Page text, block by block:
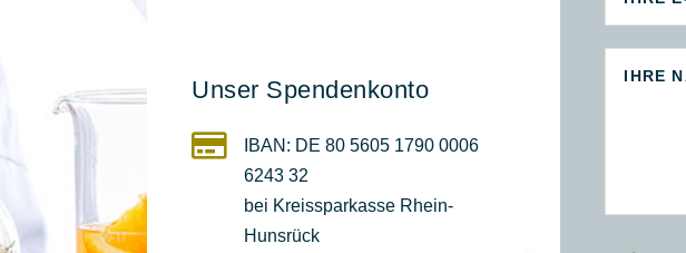
Unser Spendenkonto

IBAN: DE 80 5605 1790 0006
6243 32
bei Kreissparkasse Rhein-
Hunsrück